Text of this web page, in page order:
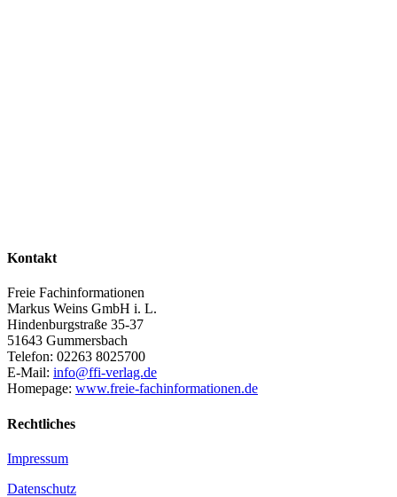
Kontakt
Freie Fachinformationen
Markus Weins GmbH i. L.
Hindenburgstraße 35-37
51643 Gummersbach
Telefon: 02263 8025700
E-Mail: info@ffi-verlag.de
Homepage: www.freie-fachinformationen.de
Rechtliches
Impressum
Datenschutz